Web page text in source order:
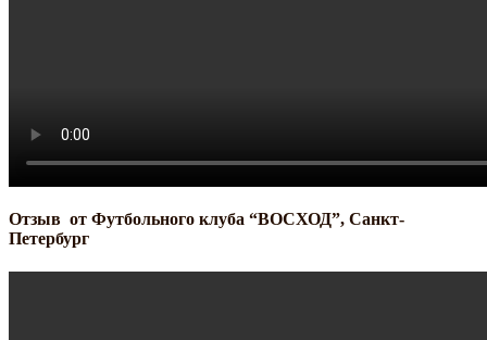
Отзыв от Футбольного клуба “ВОСХОД”, Санкт-
Петербург